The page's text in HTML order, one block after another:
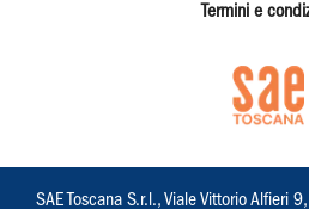
Termini e
SAE Toscana S.r.l., Viale Vittorio Alfieri